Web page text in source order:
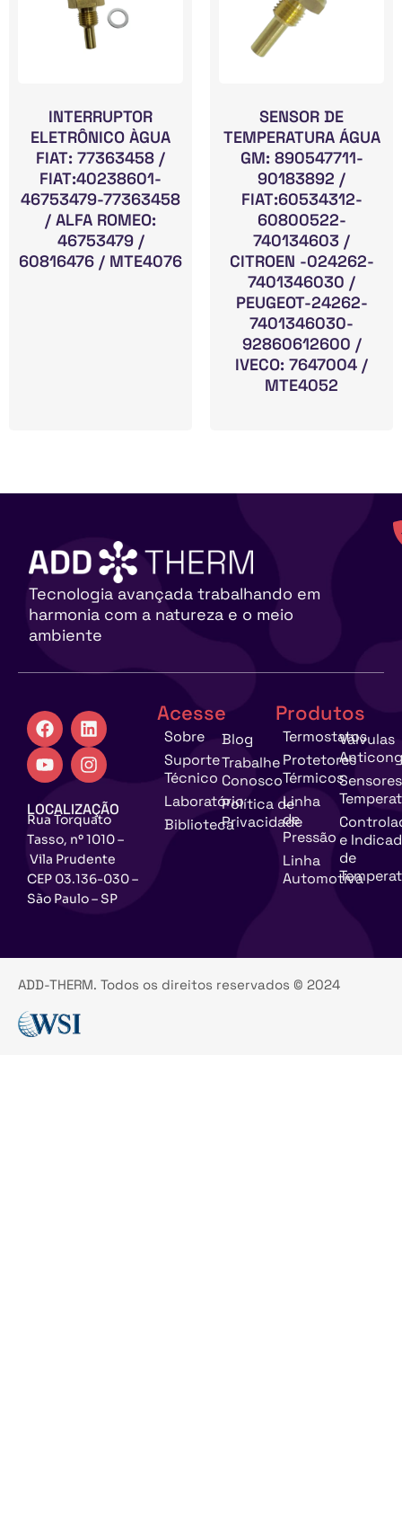
INTERRUPTOR
ELETRÔNICO ÀGUA
FIAT: 77363458 /
FIAT:40238601-
46753479-77363458
/ ALFA ROMEO:
46753479 /
60816476 / MTE4076
SENSOR DE
TEMPERATURA ÁGUA
GM: 890547711-
90183892 /
FIAT:60534312-
60800522-
740134603 /
CITROEN -024262-
7401346030 /
PEUGEOT-24262-
7401346030-
92860612600 /
IVECO: 7647004 /
MTE4052
Tecnologia avançada trabalhando em
harmonia com a natureza e o meio
ambiente
LOCALIZAÇÃO
Rua Torquato
Tasso, nº 1010 –
Vila Prudente
CEP 03.136-030 –
São Paulo – SP
Acesse
Sobre
Suporte
Técnico
Laboratório
Biblioteca
Blog
Trabalhe
Conosco
Política de
Privacidade
Produtos
Termostatos
Protetores
Térmicos
Linha
de
Pressão
Linha
Automotiva
Válvulas
e
de
ADD-THERM. Todos os direitos reservados © 2024